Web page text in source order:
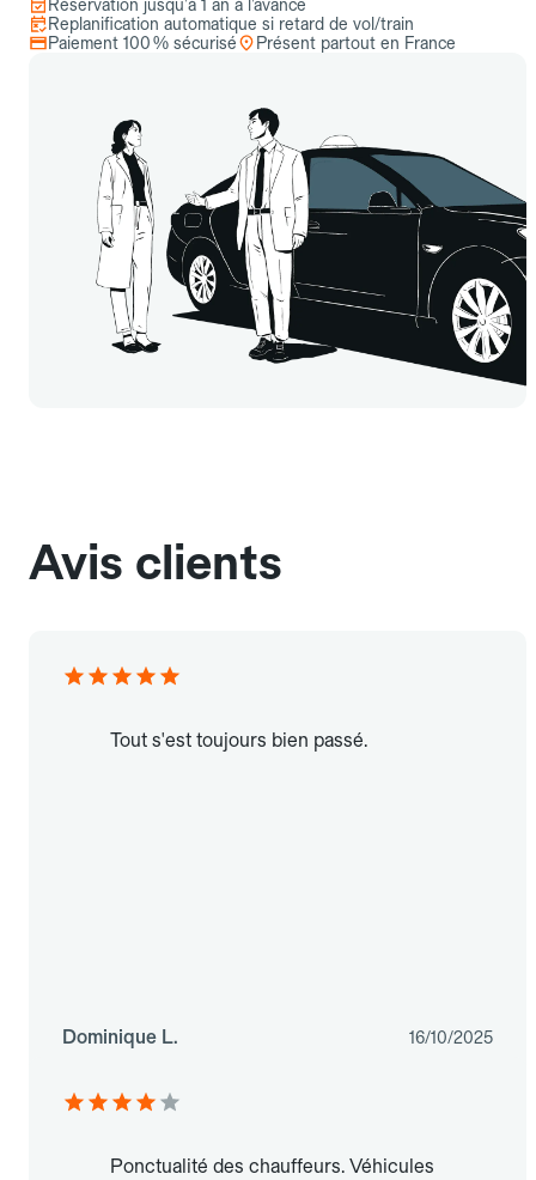
Réservation jusqu’à 1 an à l’avance
Replanification automatique si retard de vol/train
Paiement 100 % sécurisé
Présent partout en France
Avis clients
Tout s'est toujours bien passé.
Dominique L. 16/10/2025
Ponctualité des chauffeurs. Véhicules